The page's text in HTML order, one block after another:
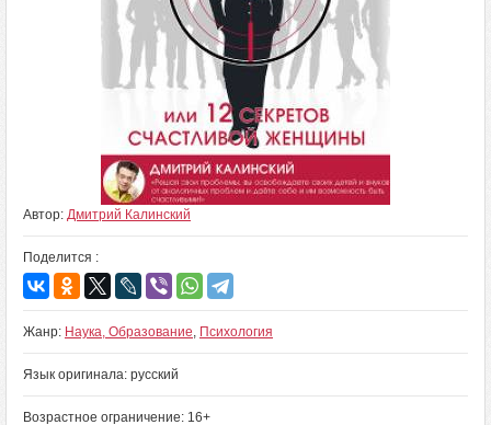
Автор: Дмитрий Калинский
Поделится :
Жанр: Наука, Образование, Психология
Язык оригинала: русский
Возрастное ограничение: 16+